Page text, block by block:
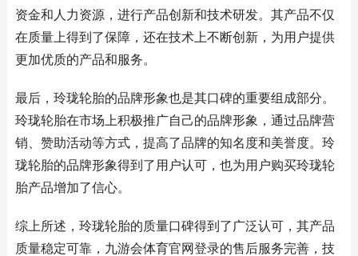
资金和人力资源，进行产品创新和技术研发。其产品不仅
在质量上得到了保障，还在技术上不断创新，为用户提供
更加优质的产品和服务。
最后，玲珑轮胎的品牌形象也是其口碑的重要组成部分。
玲珑轮胎在市场上积极推广自己的品牌形象，通过品牌营
销、赞助活动等方式，提高了品牌的知名度和美誉度。玲
珑轮胎的品牌形象得到了用户认可，也为用户购买玲珑轮
胎产品增加了信心。
综上所述，玲珑轮胎的质量口碑得到了广泛认可，其产品
质量稳定可靠，九游会体育官网登录的售后服务完善，技